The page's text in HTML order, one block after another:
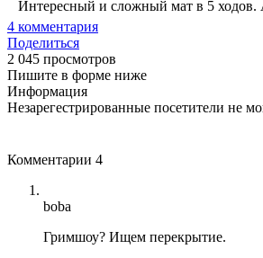
Интересный и сложный мат в 5 ходов.
4 комментария
Поделиться
2 045 просмотров
Пишите в форме ниже
Информация
Незарегестрированные посетители не
Комментарии 4
boba
Гримшоу? Ищем перекрытие.